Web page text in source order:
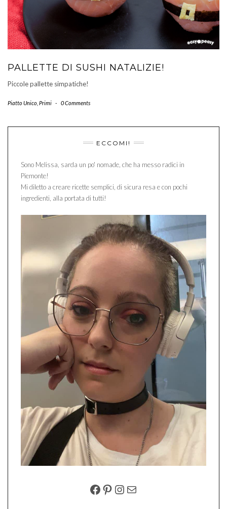
PALLETTE DI SUSHI NATALIZIE!
Piccole pallette simpatiche!
Piatto Unico Primi - 0 Comments
ECCOMI!
Sono Melissa, sarda un po' nomade, che ha messo radici in
Piemonte!
Mi diletto a creare ricette semplici, di sicura resa e con pochi
ingredienti, alla portata di tutti!
FACEBOOK
PINTEREST
INSTAGRAM
EMAIL